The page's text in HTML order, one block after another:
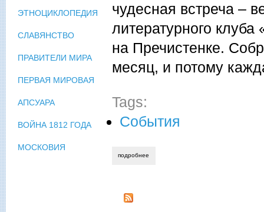
чудесная встреча –
литературного
на Пречистенке.
месяц, и потому
Tags:
События
подробнее
ЭТНОЦИКЛОПЕДИЯ
СЛАВЯНСТВО
ПРАВИТЕЛИ МИРА
ПЕРВАЯ МИРОВАЯ
АПСУАРА
ВОЙНА 1812 ГОДА
МОСКОВИЯ